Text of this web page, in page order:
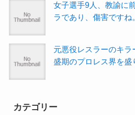
女子選手9人、教諭に
ラであり、傷害ですね
元悪役レスラーのキ
盛期のプロレス界を盛
カテゴリー